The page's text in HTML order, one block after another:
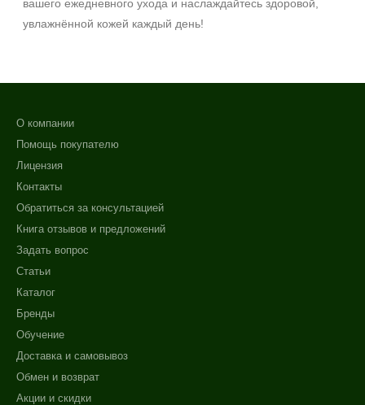
вашего ежедневного ухода и наслаждайтесь здоровой,
увлажнённой кожей каждый день!
О компании
Помощь покупателю
Лицензия
Контакты
Обратиться за консультацией
Книга отзывов и предложений
Задать вопрос
Статьи
Каталог
Бренды
Обучение
Доставка и самовывоз
Обмен и возврат
Акции и скидки